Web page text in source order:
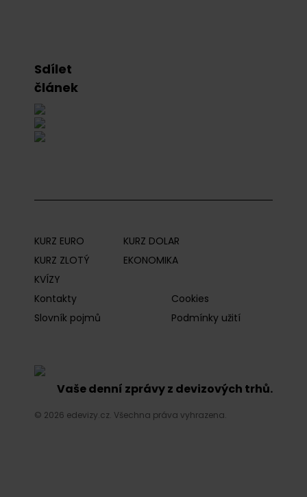
Sdílet
článek
KURZ EURO
KURZ DOLAR
KURZ ZLOTÝ
EKONOMIKA
KVÍZY
Kontakty
Cookies
Slovník pojmů
Podmínky užití
Vaše denní zprávy z devizových trhů.
© 2026 edevizy.cz. Všechna práva vyhrazena.